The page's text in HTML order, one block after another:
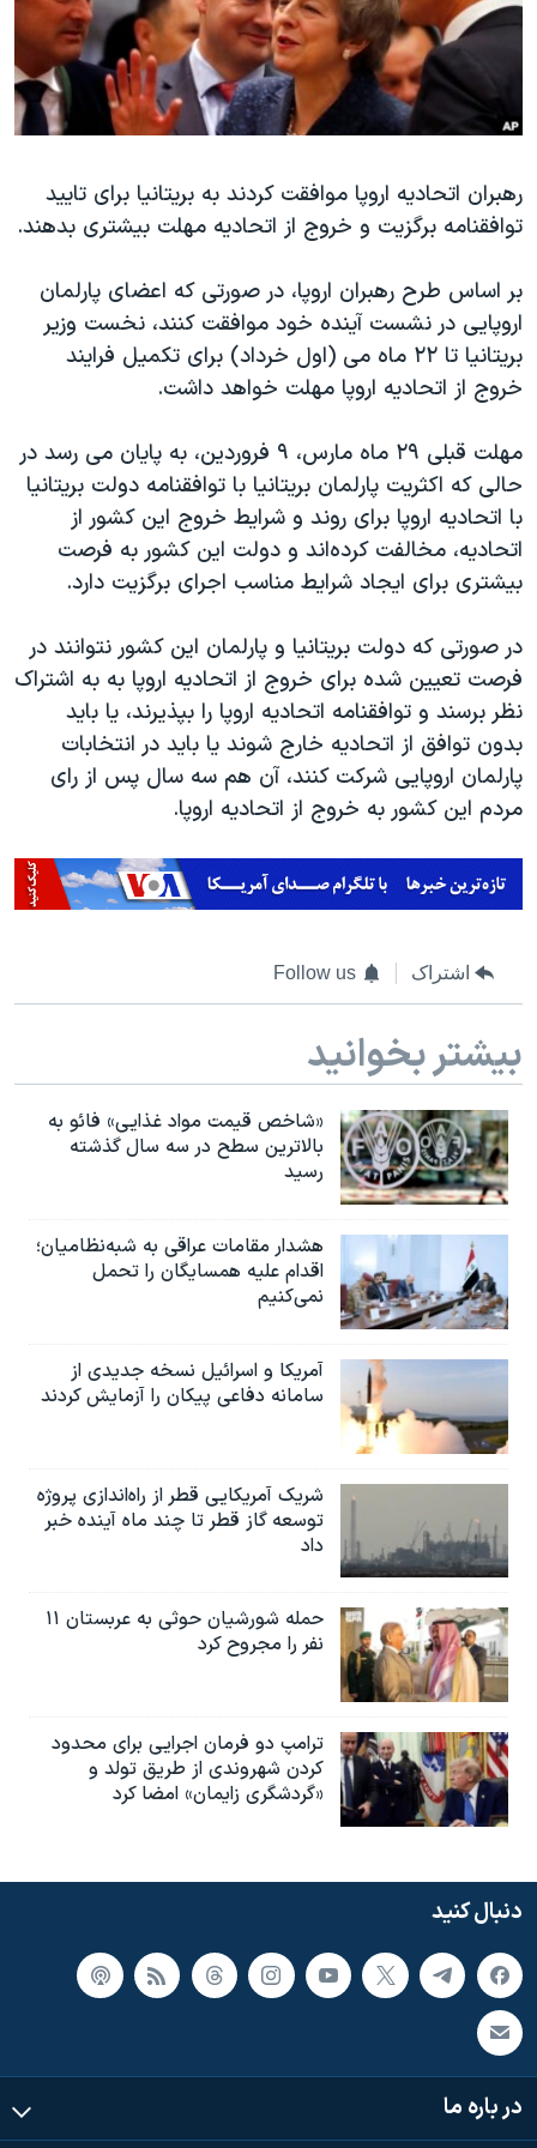
فرهنگ و زندگی
حقوق شهروندی
اقتصادی
اسرائیل در جنگ
گالری عکس
آرشیو پخش زنده
مستندها
انتخابات ریاست جمهوری آمریکا ۲۰۲۴
حمله جمهوری اسلامی به اسرائیل
ورزش زنان در ایران
اعتراضات زن، زندگی، آزادی
مجموعه مستندهای دادخواهی
تریبونال مردمی آبان ۹۸
دادگاه حمید نوری
قانون شفافیت دارائی کادر رهبری ایران
اعتراضات مردمی آبان ۹۸
اسرائیل در جنگ
نرگس محمدی برنده جایزه نوبل صلح
صفحه‌های ویژه
سفر پرزیدنت ترامپ به چین
دنبال کنید
زبانهای مختلف
رهبران اتحادیه اروپا موافقت کردند به بریتانیا برای تایید
توافقنامه برگزیت و خروج از اتحادیه مهلت بیشتری بدهند.
بر اساس طرح رهبران اروپا، در صورتی که اعضای پارلمان
اروپایی در نشست آینده خود موافقت کنند، نخست وزیر
بریتانیا تا ۲۲ ماه می (اول خرداد) برای تکمیل فرایند
خروج از اتحادیه اروپا مهلت خواهد داشت.
مهلت قبلی ۲۹ ماه مارس، ۹ فروردین، به پایان می رسد در
حالی که اکثریت پارلمان بریتانیا با توافقنامه دولت بریتانیا
با اتحادیه اروپا برای روند و شرایط خروج این کشور از
اتحادیه، مخالفت کرده‌اند و دولت این کشور به فرصت
بیشتری برای ایجاد شرایط مناسب اجرای برگزیت دارد.
در صورتی که دولت بریتانیا و پارلمان این کشور نتوانند در
فرصت تعیین شده برای خروج از اتحادیه اروپا به به اشتراک
نظر برسند و توافقنامه اتحادیه اروپا را بپذیرند، یا باید
بدون توافق از اتحادیه خارج شوند یا باید در انتخابات
پارلمان اروپایی شرکت کنند، آن هم سه سال پس از رای
مردم این کشور به خروج از اتحادیه اروپا.
اشتراک Follow us
بیشتر بخوانید
«شاخص قیمت مواد غذایی» فائو به
بالاترین سطح در سه سال گذشته
رسید
هشدار مقامات عراقی به شبه‌نظامیان؛
اقدام علیه همسایگان را تحمل
نمی‌کنیم
آمریکا و اسرائیل نسخه جدیدی از
سامانه دفاعی پیکان را آزمایش کردند
شریک آمریکایی قطر از راه‌اندازی پروژه
توسعه گاز قطر تا چند ماه آینده خبر
داد
حمله شورشیان حوثی به عربستان ۱۱
نفر را مجروح کرد
ترامپ دو فرمان اجرایی برای محدود
کردن شهروندی از طریق تولد و
«گردشگری زایمان» امضا کرد
دنبال کنید
در باره ما